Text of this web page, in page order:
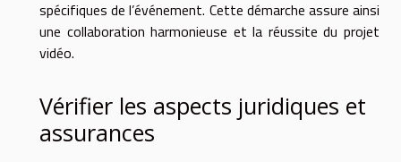
spécifiques de l’événement. Cette démarche assure ainsi
une collaboration harmonieuse et la réussite du projet
vidéo.
Vérifier les aspects juridiques et
assurances